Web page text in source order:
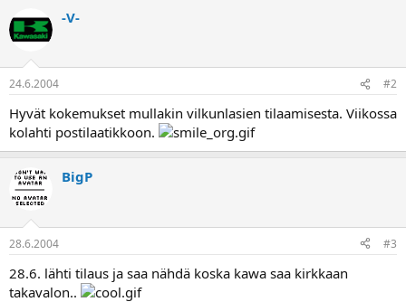
t
a
j
-V-
24.6.2004 #2
Hyvät kokemukset mullakin vilkunlasien tilaamisesta. Viikossa
kolahti postilaatikkoon.
BigP
28.6.2004 #3
28.6. lähti tilaus ja saa nähdä koska kawa saa kirkkaan
takavalon..